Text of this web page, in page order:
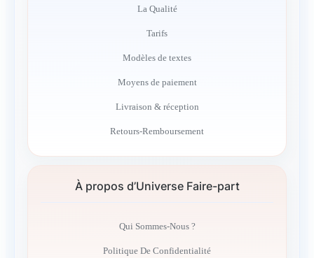
La Qualité
Tarifs
Modèles de textes
Moyens de paiement
Livraison & réception
Retours-Remboursement
À propos d’Universe Faire-part
Qui Sommes-Nous ?
Politique De Confidentialité